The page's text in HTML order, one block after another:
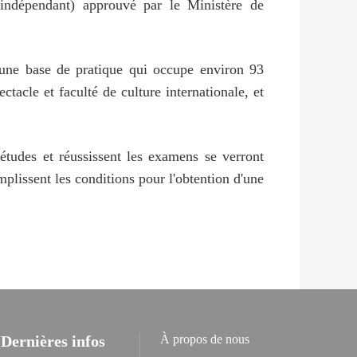
approuvé par le Ministère de
base de pratique qui occupe environ 93
et faculté de culture internationale, et
et réussissent les examens se verront
les conditions pour l'obtention d'une
Dernières infos À propos de nous